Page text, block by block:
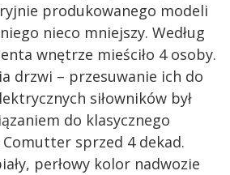
produkowanego modeli
nieco mniejszy. Według
wnętrze mieściło 4 osoby.
drzwi – przesuwanie ich do
siłowników był
do klasycznego
sprzed 4 dekad.
perłowy kolor nadwozie